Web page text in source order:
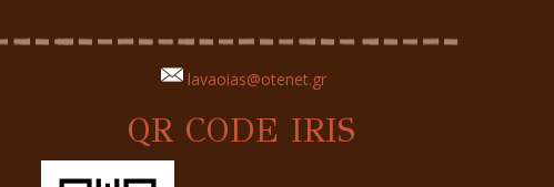
lavaoias@otenet.gr
QR CODE IRIS